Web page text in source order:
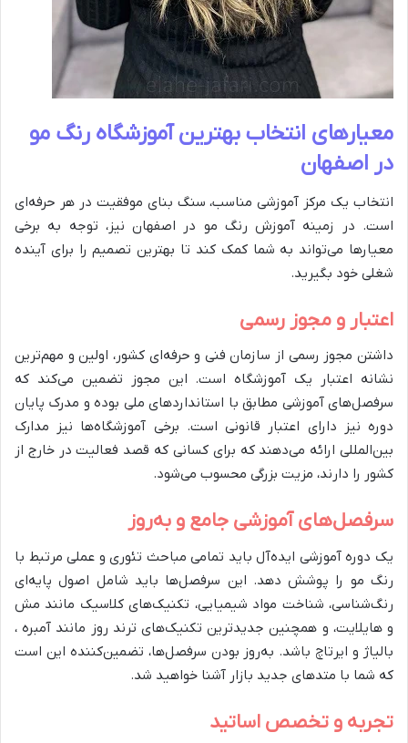
معیارهای انتخاب بهترین آموزشگاه رنگ مو
در اصفهان
انتخاب یک مرکز آموزشی مناسب، سنگ بنای موفقیت در هر حرفه‌ای
است. در زمینه آموزش رنگ مو در اصفهان نیز، توجه به برخی
معیارها می‌تواند به شما کمک کند تا بهترین تصمیم را برای آینده
شغلی خود بگیرید.
اعتبار و مجوز رسمی
داشتن مجوز رسمی از سازمان فنی و حرفه‌ای کشور، اولین و مهم‌ترین
نشانه اعتبار یک آموزشگاه است. این مجوز تضمین می‌کند که
سرفصل‌های آموزشی مطابق با استانداردهای ملی بوده و مدرک پایان
دوره نیز دارای اعتبار قانونی است. برخی آموزشگاه‌ها نیز مدارک
بین‌المللی ارائه می‌دهند که برای کسانی که قصد فعالیت در خارج از
کشور را دارند، مزیت بزرگی محسوب می‌شود.
سرفصل‌های آموزشی جامع و به‌روز
یک دوره آموزشی ایده‌آل باید تمامی مباحث تئوری و عملی مرتبط با
رنگ مو را پوشش دهد. این سرفصل‌ها باید شامل اصول پایه‌ای
رنگ‌شناسی، شناخت مواد شیمیایی، تکنیک‌های کلاسیک مانند مش
و هایلایت، و همچنین جدیدترین تکنیک‌های ترند روز مانند آمبره ،
بالیاژ و ایرتاچ باشد. به‌روز بودن سرفصل‌ها، تضمین‌کننده این است
که شما با متدهای جدید بازار آشنا خواهید شد.
تجربه و تخصص اساتید